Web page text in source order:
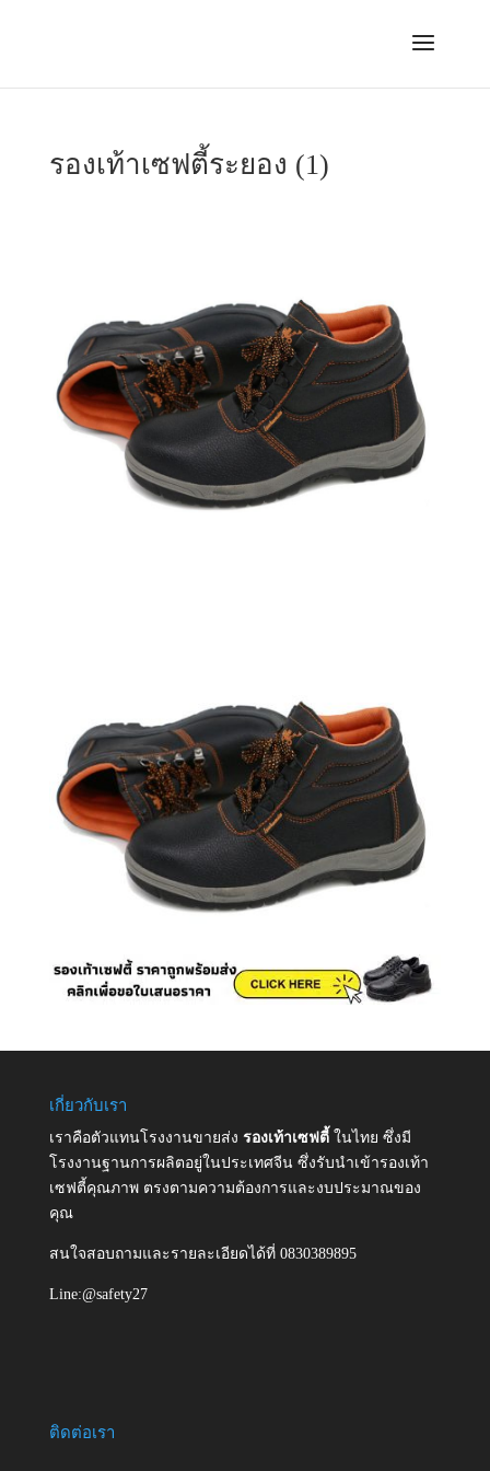
รองเท้าเซฟตี้ระยอง (1)
เกี่ยวกับเรา
เราคือตัวแทนโรงงานขายส่ง รองเท้าเซฟตี้ ในไทย ซึ่งมี
โรงงานฐานการผลิตอยู่ในประเทศจีน ซึ่งรับนำเข้ารองเท้า
เซฟตี้คุณภาพ ตรงตามความต้องการและงบประมาณของ
คุณ
สนใจสอบถามและรายละเอียดได้ที่ 0830389895
Line:@safety27
ติดต่อเรา